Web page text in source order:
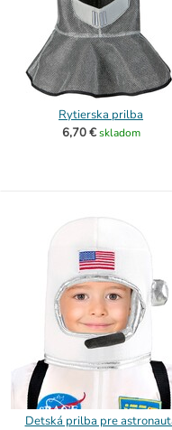
Rytierska prilba
6,70 € skladom
Detská prilba pre